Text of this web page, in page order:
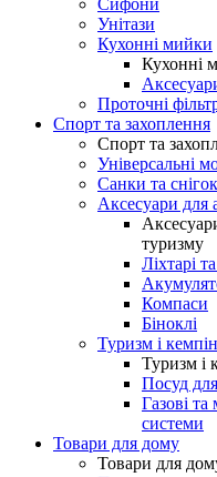
Сифони
Унітази
Кухонні мийки
Кухонні
Проточні
Спорт та захоплення
Спорт та
Універсальні
Санки та
Аксесуари для
туризму
Ліхтарі
Компаси
Біноклі
Туризм і
Туризм і
Посуд
Газові та
системи
Товари для дому
Товари для